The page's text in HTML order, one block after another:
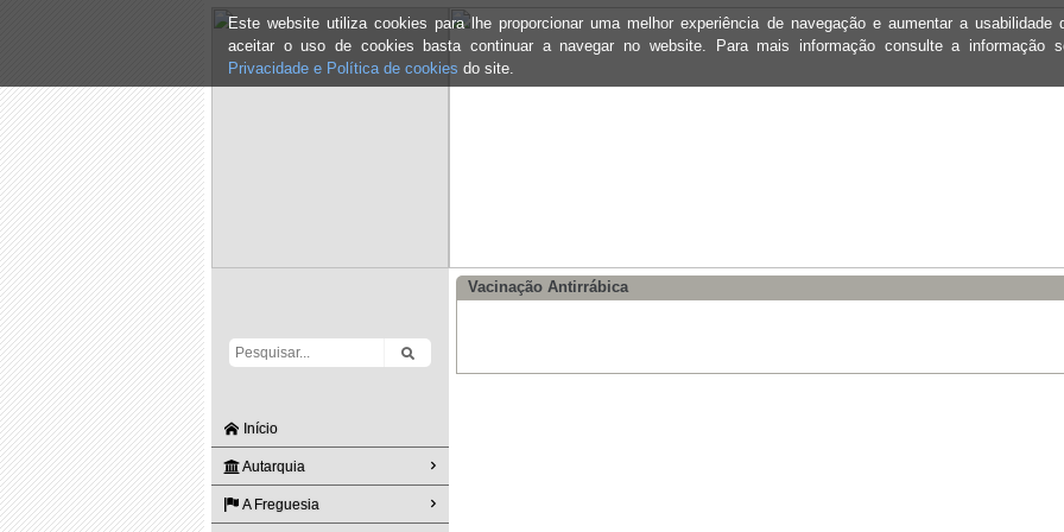
Este website utiliza cookies para lhe proporcionar uma melhor experiência de navegação e aumentar a usabilidade
aceitar o uso de cookies basta continuar a navegar no website. Para mais informação consulte a informação
Privacidade e Política de cookies do site.
Início
Autarquia
A Freguesia
Vacinação Antirrábica